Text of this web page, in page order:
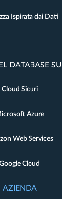
Ispirata dai Dati
DATABASE
Cloud Sicuri
Azure
Web Services
Google Cloud
AZIENDA